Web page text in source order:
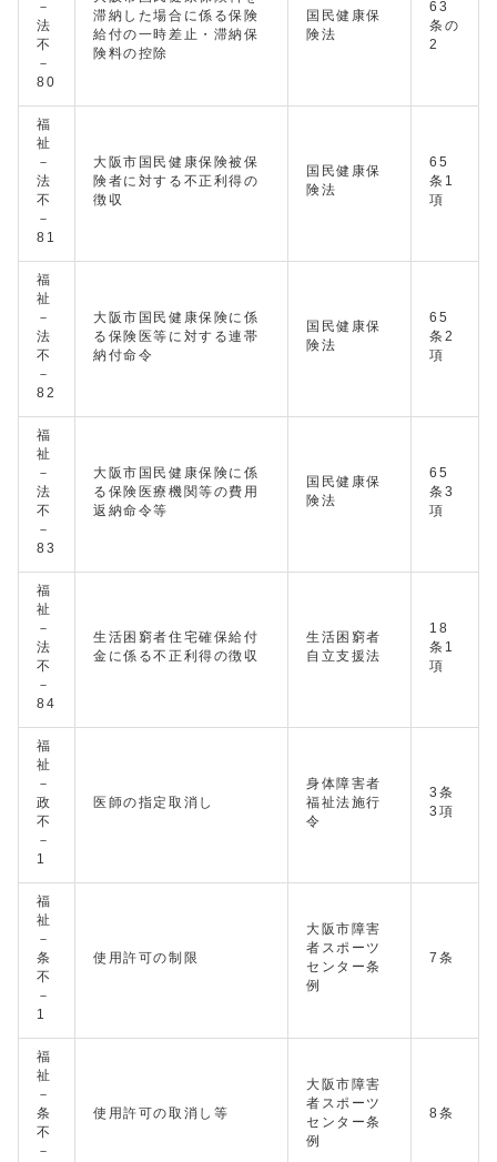
－
法
不
－
80
滞納した場合に係る保険
給付の一時差止・滞納保
険料の控除
国民健康保
険法
63
条の
2
福
祉
－
法
不
－
81
大阪市国民健康保険被保
険者に対する不正利得の
徴収
国民健康保
険法
65
条1
項
福
祉
－
法
不
－
82
大阪市国民健康保険に係
る保険医等に対する連帯
納付命令
国民健康保
険法
65
条2
項
福
祉
－
法
不
－
83
大阪市国民健康保険に係
る保険医療機関等の費用
返納命令等
国民健康保
険法
65
条3
項
福
祉
－
法
不
－
84
生活困窮者住宅確保給付
金に係る不正利得の徴収
生活困窮者
自立支援法
18
条1
項
福
祉
－
政
不
－
1
医師の指定取消し
身体障害者
福祉法施行
令
3条
3項
福
祉
－
条
不
－
1
使用許可の制限
大阪市障害
者スポーツ
センター条
例
7条
福
祉
－
条
不
－
使用許可の取消し等
大阪市障害
者スポーツ
センター条
例
8条